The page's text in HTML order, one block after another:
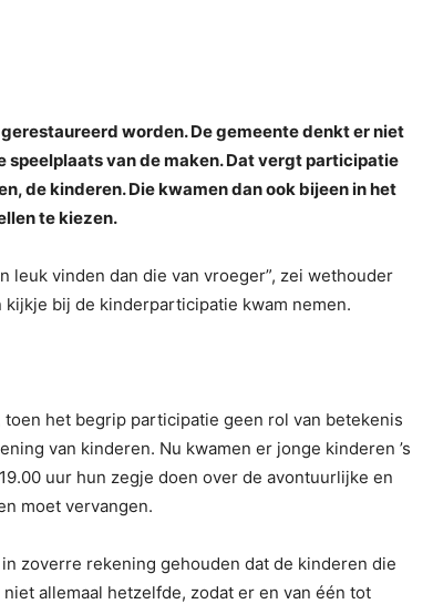
worden. De gemeente denkt er niet
speelplaats van de maken. Dat vergt participatie
de kinderen. Die kwamen dan ook bijeen in het
te kiezen.
leuk vinden dan die van vroeger”, zei wethouder
bij de kinderparticipatie kwam nemen.
het begrip participatie geen rol van betekenis
van kinderen. Nu kwamen er jonge kinderen ’s
uur hun zegje doen over de avontuurlijke en
moet vervangen.
zoverre rekening gehouden dat de kinderen die
allemaal hetzelfde, zodat er en van één tot